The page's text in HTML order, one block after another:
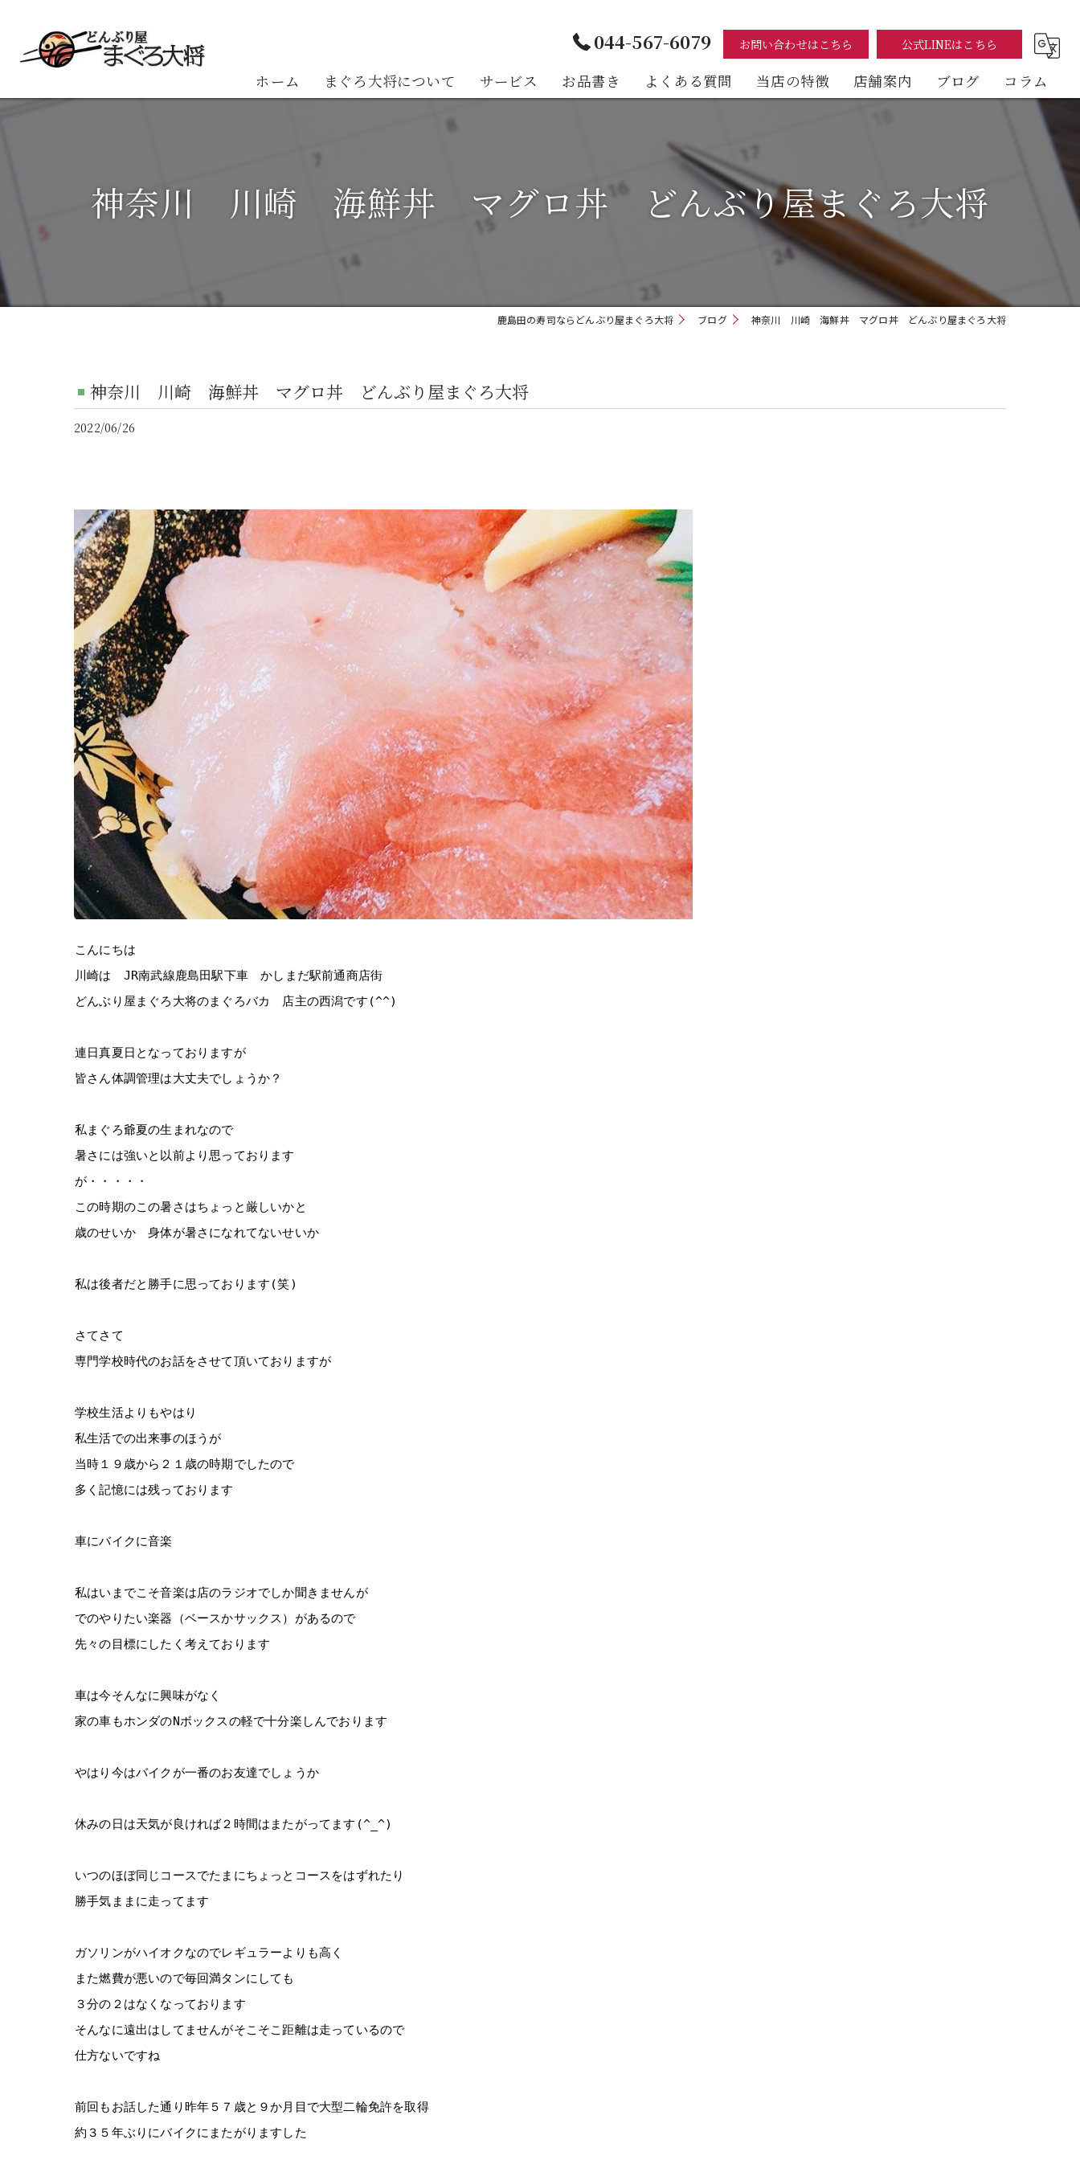
044-567-6079 お問い合わせはこちら 公式LINEはこちら
ホーム まぐろ大将について サービス お品書き よくある質問 当店の特徴
海鮮丼
テイクアウト
デリバリー
店舗案内 ブログ コラム
神奈川 川崎 海鮮丼 マグロ丼 どんぶり屋まぐろ大将
鹿島田の寿司ならどんぶり屋まぐろ大将 ブログ 神奈川 川崎 海鮮丼 マグロ丼 どんぶり屋まぐろ大将
神奈川 川崎 海鮮丼 マグロ丼 どんぶり屋まぐろ大将
2022/06/26
こんにちは
川崎は JR南武線鹿島田駅下車 かしまだ駅前通商店街
どんぶり屋まぐろ大将のまぐろバカ 店主の西潟です(^^)
連日真夏日となっておりますが
皆さん体調管理は大丈夫でしょうか？
私まぐろ爺夏の生まれなので
暑さには強いと以前より思っております
が・・・・・
この時期のこの暑さはちょっと厳しいかと
歳のせいか 身体が暑さになれてないせいか
私は後者だと勝手に思っております(笑)
さてさて
専門学校時代のお話をさせて頂いておりますが
学校生活よりもやはり
私生活での出来事のほうが
当時１９歳から２１歳の時期でしたので
多く記憶には残っております
車にバイクに音楽
私はいまでこそ音楽は店のラジオでしか聞きませんが
でのやりたい楽器（ベースかサックス）があるので
先々の目標にしたく考えております
車は今そんなに興味がなく
家の車もホンダのNボックスの軽で十分楽しんでおります
やはり今はバイクが一番のお友達でしょうか
休みの日は天気が良ければ２時間はまたがってます(^_^)
いつのほぼ同じコースでたまにちょっとコースをはずれたり
勝手気ままに走ってます
ガソリンがハイオクなのでレギュラーよりも高く
また燃費が悪いので毎回満タンにしても
３分の２はなくなっております
そんなに遠出はしてませんがそこそこ距離は走っているので
仕方ないですね
前回もお話した通り昨年５７歳と９か月目で大型二輪免許を取得
約３５年ぶりにバイクにまたがりますした